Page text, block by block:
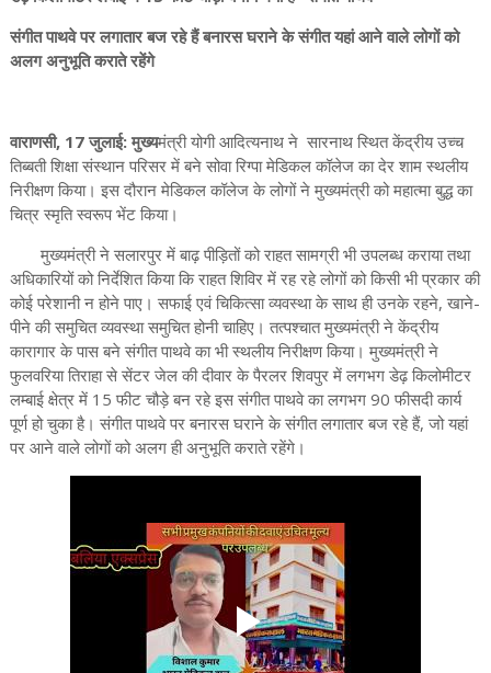
संगीत पाथवे पर लगातार बज रहे हैं बनारस घराने के संगीत यहां आने वाले लोगों को
अलग अनुभूति कराते रहेंगे
वाराणसी, 17 जुलाई: मुख्यमंत्री योगी आदित्यनाथ ने सारनाथ स्थित केंद्रीय उच्च
तिब्बती शिक्षा संस्थान परिसर में बने सोवा रिग्पा मेडिकल कॉलेज का देर शाम स्थलीय
निरीक्षण किया। इस दौरान मेडिकल कॉलेज के लोगों ने मुख्यमंत्री को महात्मा बुद्ध का
चित्र स्मृति स्वरूप भेंट किया।
मुख्यमंत्री ने सलारपुर में बाढ़ पीड़ितों को राहत सामग्री भी उपलब्ध कराया तथा
अधिकारियों को निर्देशित किया कि राहत शिविर में रह रहे लोगों को किसी भी प्रकार की
कोई परेशानी न होने पाए। सफाई एवं चिकित्सा व्यवस्था के साथ ही उनके रहने, खाने-
पीने की समुचित व्यवस्था समुचित होनी चाहिए। तत्पश्चात मुख्यमंत्री ने केंद्रीय
कारागार के पास बने संगीत पाथवे का भी स्थलीय निरीक्षण किया। मुख्यमंत्री ने
फुलवरिया तिराहा से सेंटर जेल की दीवार के पैरलर शिवपुर में लगभग डेढ़ किलोमीटर
लम्बाई क्षेत्र में 15 फीट चौड़े बन रहे इस संगीत पाथवे का लगभग 90 फीसदी कार्य
पूर्ण हो चुका है। संगीत पाथवे पर बनारस घराने के संगीत लगातार बज रहे हैं, जो यहां
पर आने वाले लोगों को अलग ही अनुभूति कराते रहेंगे।